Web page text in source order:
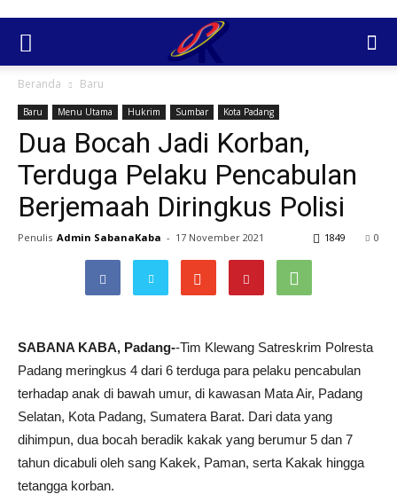
Beranda Baru
Baru Menu Utama Hukrim Sumbar Kota Padang
Dua Bocah Jadi Korban,
Terduga Pelaku Pencabulan
Berjemaah Diringkus Polisi
Penulis Admin SabanaKaba - 17 November 2021 0
1849
SABANA KABA, Padang--Tim Klewang Satreskrim Polresta
Padang meringkus 4 dari 6 terduga para pelaku pencabulan
terhadap anak di bawah umur, di kawasan Mata Air, Padang
Selatan, Kota Padang, Sumatera Barat. Dari data yang
dihimpun, dua bocah beradik kakak yang berumur 5 dan 7
tahun dicabuli oleh sang Kakek, Paman, serta Kakak hingga
tetangga korban.